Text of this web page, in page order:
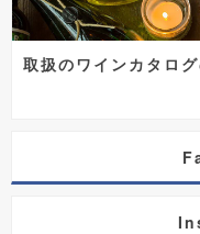
取扱のワインカタロ